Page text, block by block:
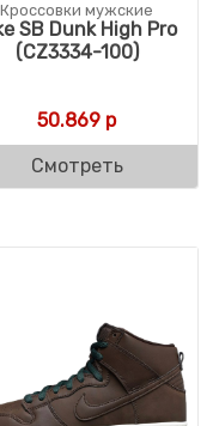
Кроссовки мужские
SB Dunk High Pro
(CZ3334-100)
50.869 р
Смотреть